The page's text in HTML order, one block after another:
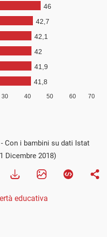
Con i bambini su dati Istat
Dicembre 2018)
educativa